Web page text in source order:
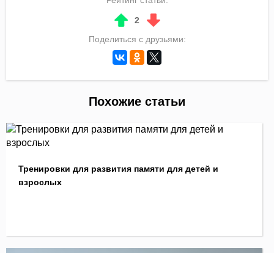
2
Поделиться с друзьями:
Похожие статьи
Тренировки для развития памяти для детей и
взрослых